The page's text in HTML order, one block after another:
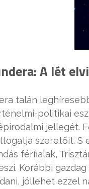
A lét
talán
politikai
jellegét.
szeretőit. S
férfialak,
Korábbi
jóllehet ezzel